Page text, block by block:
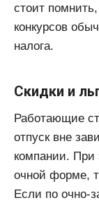
стоит
конкурсов
налога.
Скидки и
Работающие
отпуск вне
компании. При
очной форме,
Если по очно-